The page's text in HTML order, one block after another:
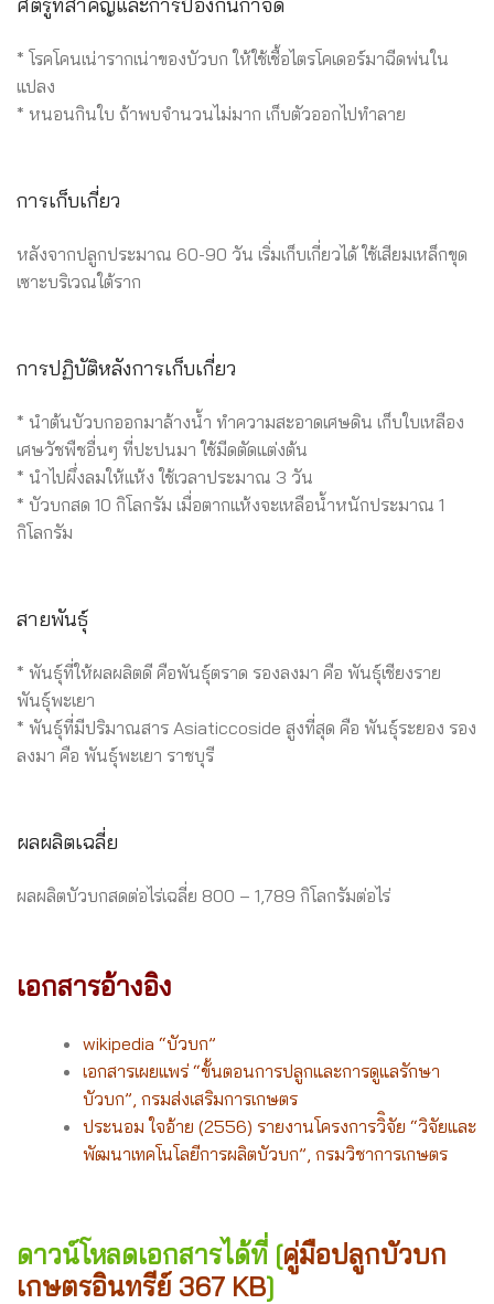
* โรคโคนเน่ารากเน่าของบัวบก ให้ใช้เชื้อไตรโคเดอร์มาฉีดพ่นใน
แปลง
* หนอนกินใบ ถ้าพบจำนวนไม่มาก เก็บตัวออกไปทำลาย
การเก็บเกี่ยว
หลังจากปลูกประมาณ 60-90 วัน เริ่มเก็บเกี่ยวได้ ใช้เสียมเหล็กขุด
เซาะบริเวณใต้ราก
การปฏิบัติหลังการเก็บเกี่ยว
* นำต้นบัวบกออกมาล้างน้ำ ทำความสะอาดเศษดิน เก็บใบเหลือง
เศษวัชพืชอื่นๆ ที่ปะปนมา ใช้มีดตัดแต่งต้น
* นำไปผึ่งลมให้แห้ง ใช้เวลาประมาณ 3 วัน
* บัวบกสด 10 กิโลกรัม เมื่อตากแห้งจะเหลือน้ำหนักประมาณ 1
กิโลกรัม
สายพันธุ์
* พันธุ์ที่ให้ผลผลิตดี คือพันธุ์ตราด รองลงมา คือ พันธุ์เชียงราย
พันธุ์พะเยา
* พันธุ์ที่มีปริมาณสาร Asiaticcoside สูงที่สุด คือ พันธุ์ระยอง รอง
ลงมา คือ พันธุ์พะเยา ราชบุรี
ผลผลิตเฉลี่ย
ผลผลิตบัวบกสดต่อไร่เฉลี่ย 800 – 1,789 กิโลกรัมต่อไร่
เอกสารอ้างอิง
wikipedia “บัวบก”
เอกสารเผยแพร่ “ขั้นตอนการปลูกและการดูแลรักษา
บัวบก”, กรมส่งเสริมการเกษตร
ประนอม ใจอ้าย (2556) รายงานโครงการวิิจัย “วิจัยและ
พัฒนาเทคโนโลยีการผลิตบัวบก”, กรมวิชาการเกษตร
ดาวน์โหลดเอกสารได้ที่ [คู่มือปลูกบัวบก
เกษตรอินทรีย์ 367 KB]